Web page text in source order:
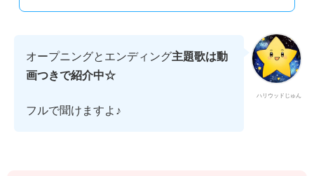
ハリウッドじゅん
オープニングとエンディング主題歌は動
画つきで紹介中☆
フルで聞けますよ♪